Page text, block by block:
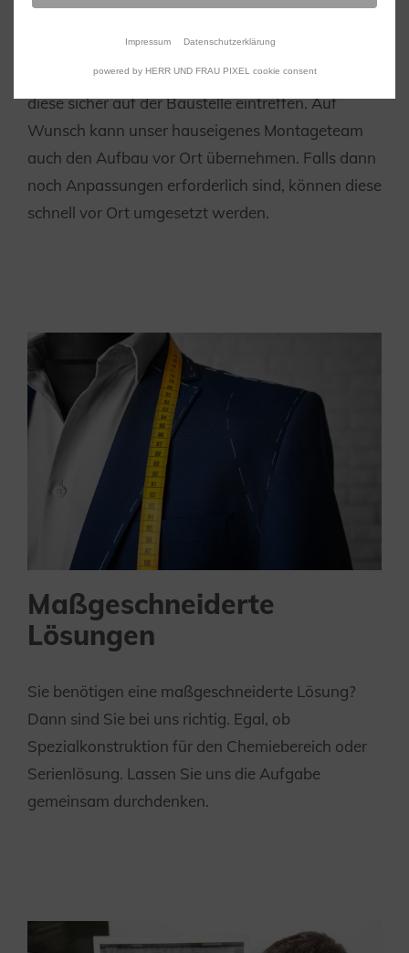
Verpackung & Montage
Ihre Produkte werden durch uns verpackt, so dass
diese sicher auf der Baustelle eintreffen. Auf
Wunsch kann unser hauseigenes Montageteam
auch den Aufbau vor Ort übernehmen. Falls dann
noch Anpassungen erforderlich sind, können diese
schnell vor Ort umgesetzt werden.
Maßgeschneiderte
Lösungen
Sie benötigen eine maßgeschneiderte Lösung?
Dann sind Sie bei uns richtig. Egal, ob
Spezialkonstruktion für den Chemiebereich oder
Serienlösung. Lassen Sie uns die Aufgabe
gemeinsam durchdenken.
Impressum Datenschutzerklärung
powered by HERR UND FRAU PIXEL cookie consent